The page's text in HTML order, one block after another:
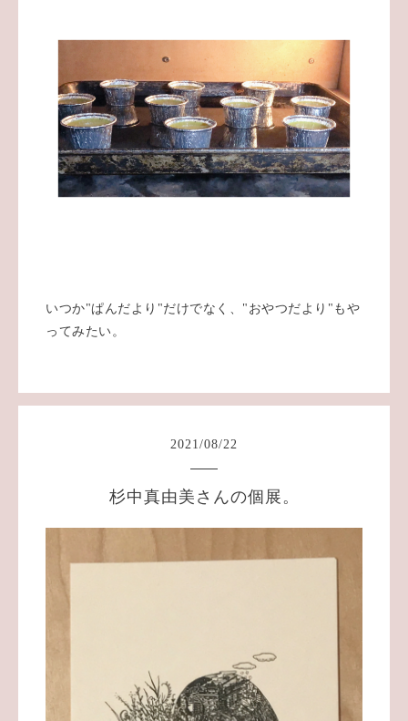
いつか"ぱんだより"だけでなく、"おやつだより"もや
ってみたい。
2021 /08/22
杉中真由美さんの個展。